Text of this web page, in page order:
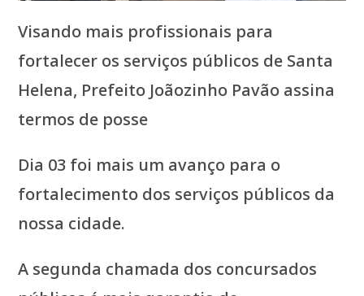
Visando mais profissionais para
fortalecer os serviços públicos de Santa
Helena, Prefeito Joãozinho Pavão assina
termos de posse
Dia 03 foi mais um avanço para o
fortalecimento dos serviços públicos da
nossa cidade.
A segunda chamada dos concursados